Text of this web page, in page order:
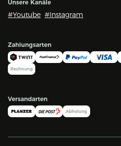
Unsere Kanäle
#Youtube #Instagram
Zahlungsarten
Versandarten